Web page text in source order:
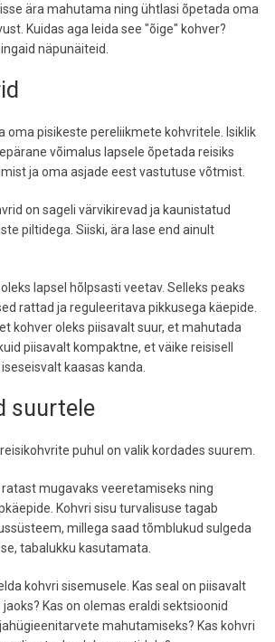
ära mahutama ning ühtlasi õpetada oma
Kuidas aga leida see "õige" kohver?
näpunäiteid.
oma pisikeste pereliikmete kohvritele. Isiklik
võimalus lapsele õpetada reisiks
ja oma asjade eest vastutuse võtmist.
on sageli värvikirevad ja kaunistatud
piltidega. Siiski, ära lase end ainult
lapsel hõlpsasti veetav. Selleks peaks
rattad ja reguleeritava pikkusega käepide.
et kohver oleks piisavalt suur, et mahutada
piisavalt kompaktne, et väike reisisell
kaasas kanda.
suurtele
puhul on valik kordades suurem.
ratast mugavaks veeretamiseks ning
Kohvri sisu turvalisuse tagab
millega saad tõmblukud sulgeda
tabalukku kasutamata.
kohvri sisemusele. Kas seal on piisavalt
Kas on olemas eraldi sektsioonid
mahutamiseks? Kas kohvri